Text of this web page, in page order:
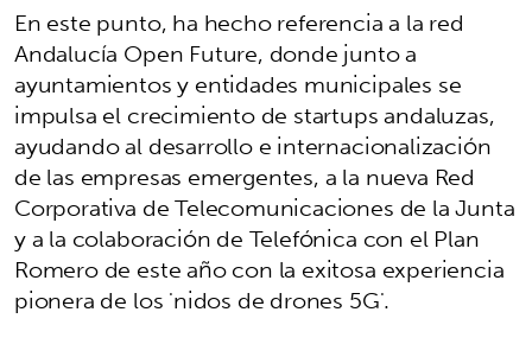
En este punto, ha hecho referencia a la red
Andalucía Open Future, donde junto a
ayuntamientos y entidades municipales se
impulsa el crecimiento de startups andaluzas,
ayudando al desarrollo e internacionalización
de las empresas emergentes, a la nueva Red
Corporativa de Telecomunicaciones de la Junta
y a la colaboración de Telefónica con el Plan
Romero de este año con la exitosa experiencia
pionera de los 'nidos de drones 5G'.